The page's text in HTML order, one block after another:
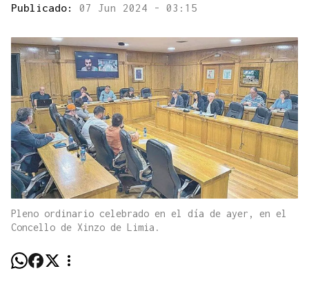
Publicado: 07 Jun 2024 - 03:15
Pleno ordinario celebrado en el día de ayer, en el
Concello de Xinzo de Limia.